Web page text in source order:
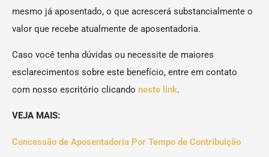
mesmo já aposentado, o que acrescerá substancialmente o
valor que recebe atualmente de aposentadoria.
Caso você tenha dúvidas ou necessite de maiores
esclarecimentos sobre este benefício, entre em contato
com nosso escritório clicando neste link.
VEJA MAIS:
Concessão de Aposentadoria Por Tempo de Contribuição